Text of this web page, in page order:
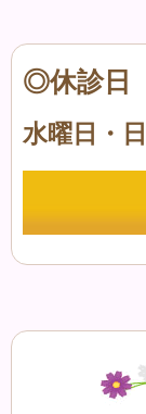
◎休診日
水曜日・